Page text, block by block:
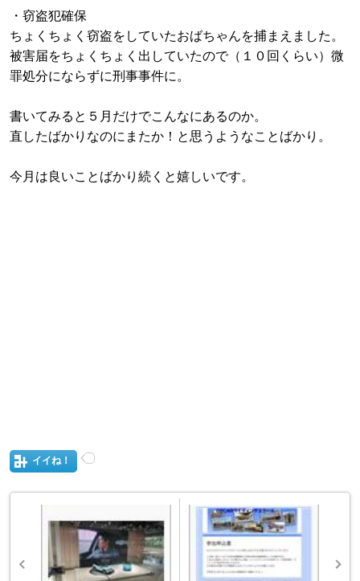
・窃盗犯確保
ちょくちょく窃盗をしていたおばちゃんを捕まえました。
被害届をちょくちょく出していたので（１０回くらい）微
罪処分にならずに刑事事件に。
書いてみると５月だけでこんなにあるのか。
直したばかりなのにまたか！と思うようなことばかり。
今月は良いことばかり続くと嬉しいです。
イイね！